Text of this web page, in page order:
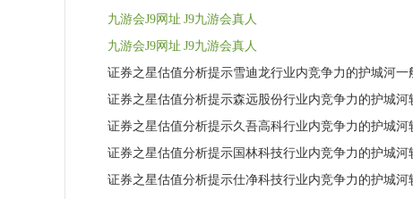
九游会J9网址 J9九游会真人
九游会J9网址 J9九游会真人
证券之星估值分析提示雪迪龙行业内竞争力的护城河一
证券之星估值分析提示森远股份行业内竞争力的护城河
证券之星估值分析提示久吾高科行业内竞争力的护城河
证券之星估值分析提示国林科技行业内竞争力的护城河
证券之星估值分析提示仕净科技行业内竞争力的护城河